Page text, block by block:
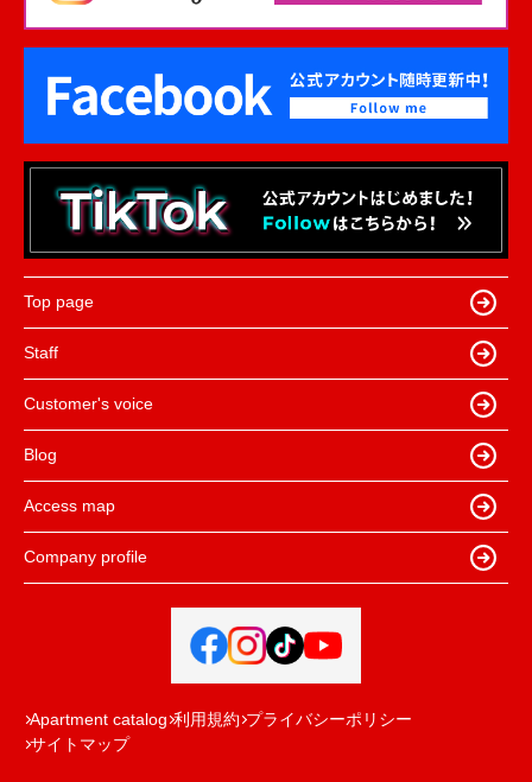
Top page
Staff
Customer's voice
Blog
Access map
Company profile
Apartment catalog 利用規約 プライバシーポリシー
サイトマップ